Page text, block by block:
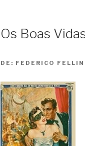
Os Boas
DE: FEDERICO